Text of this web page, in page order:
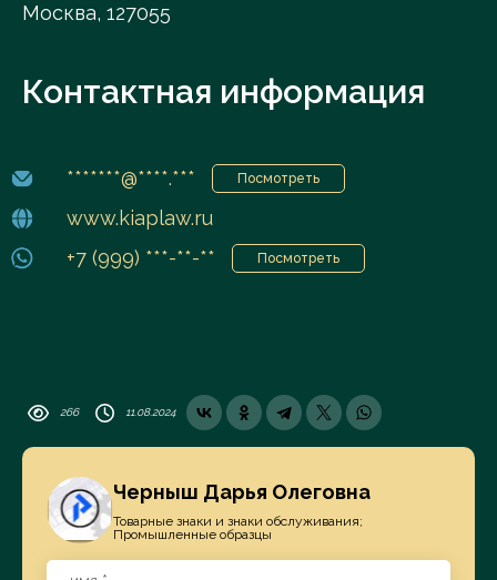
Москва, 127055
Контактная информация
*******@****.*** Посмотреть
www.kiaplaw.ru
+7 (999) ***-**-**
Посмотреть
266 11.08.2024
Черныш Дарья Олеговна
Товарные знаки и знаки обслуживания;
Промышленные образцы